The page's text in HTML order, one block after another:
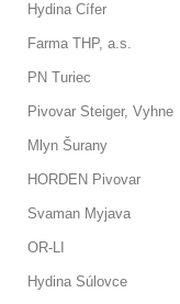
Hydina Cífer
Farma THP, a.s.
PN Turiec
Pivovar Steiger, Vyhne
Mlyn Šurany
HORDEN Pivovar
Svaman Myjava
OR-LI
Hydina Súlovce